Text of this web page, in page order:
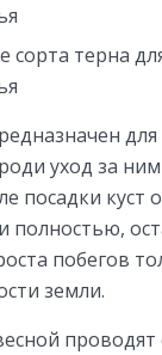
сорта терна
для
уход за
посадки куст
полностью,
побегов
земли.
проводят